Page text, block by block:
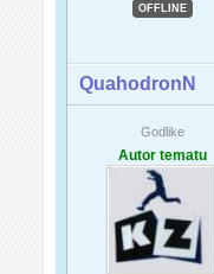
OFFLINE
QuahodronN
Godlike
Autor tematu